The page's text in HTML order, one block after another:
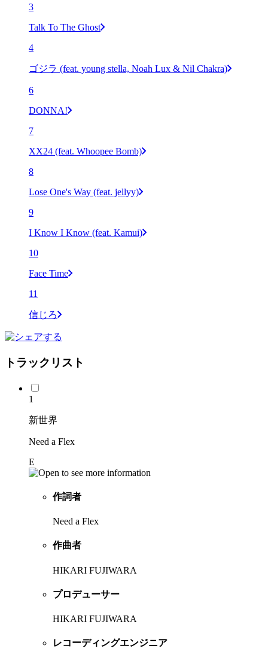
3
Talk To The Ghost
4
ゴジラ (feat. young stella, Noah Lux & Nil Chakra)
6
DONNA!
7
XX24 (feat. Whoopee Bomb)
8
Lose One's Way (feat. jellyy)
9
I Know I Know (feat. Kamui)
10
Face Time
11
信じろ
トラックリスト
1
新世界
Need a Flex
E
作詞者
Need a Flex
作曲者
HIKARI FUJIWARA
プロデューサー
HIKARI FUJIWARA
レコーディングエンジニア